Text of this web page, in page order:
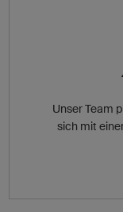
Unser Team
sich mit